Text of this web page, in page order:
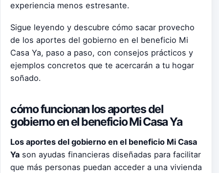
experiencia menos estresante.
Sigue leyendo y descubre cómo sacar provecho
de los aportes del gobierno en el beneficio Mi
Casa Ya, paso a paso, con consejos prácticos y
ejemplos concretos que te acercarán a tu hogar
soñado.
cómo funcionan los aportes del
gobierno en el beneficio Mi Casa Ya
Los aportes del gobierno en el beneficio Mi Casa
Ya son ayudas financieras diseñadas para facilitar
que más personas puedan acceder a una vivienda